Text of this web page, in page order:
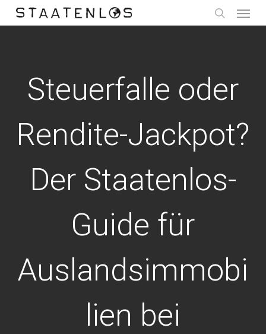
Skip
to
search
Steuerfalle oder
Rendite-Jackpot?
Der Staatenlos-
Guide für
Auslandsimmobi
lien bei